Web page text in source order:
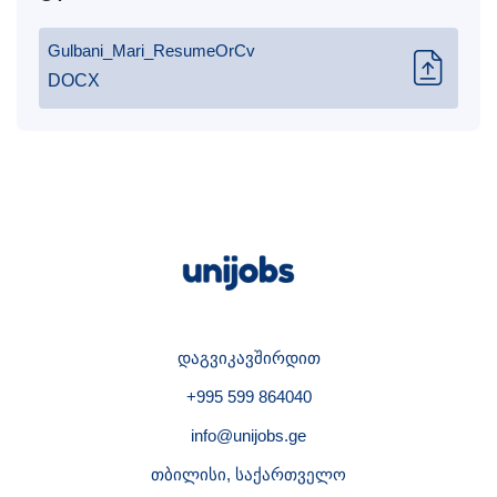
Gulbani_Mari_ResumeOrCv
DOCX
დაგვიკავშირდით
+995 599 864040
info@unijobs.ge
თბილისი, საქართველო